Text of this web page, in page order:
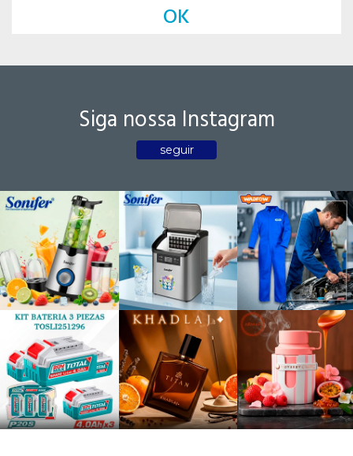
OK
Siga nossa Instagram
seguir